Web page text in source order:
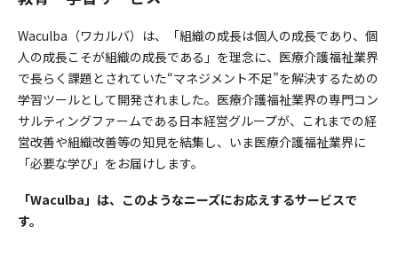
Waculba（ワカルバ）は、「組織の成長は個人の成長であり、個
人の成長こそが組織の成長である」を理念に、医療介護福祉業界
で長らく課題とされていた“マネジメント不足”を解決するための
学習ツールとして開発されました。医療介護福祉業界の専門コン
サルティングファームである日本経営グループが、これまでの経
営改善や組織改善等の知見を結集し、いま医療介護福祉業界に
「必要な学び」をお届けします。
「Waculba」は、このようなニーズにお応えするサービスで
す。